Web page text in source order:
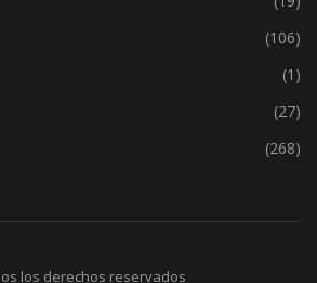
(106)
(1)
(27)
(268)
los derechos reservados